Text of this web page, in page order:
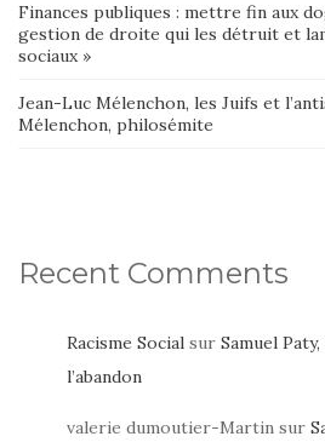
Finances publiques : mettre fin aux
gestion de droite qui les détruit et
sociaux »
Jean-Luc Mélenchon, les Juifs et
Mélenchon, philosémite
Recent Comments
Racisme Social sur Samuel
l’abandon
valerie dumoutier-Martin sur